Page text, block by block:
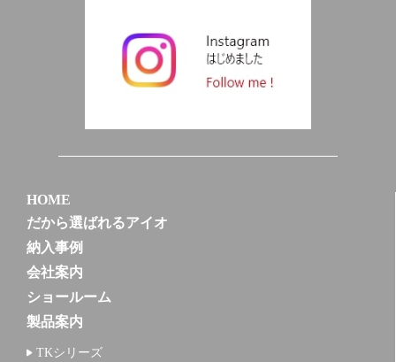
HOME
だから選ばれるアイオ
納入事例
会社案内
ショールーム
製品案内
TKシリーズ